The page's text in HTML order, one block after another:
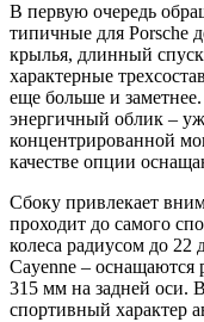
В первую очередь
типичные для Porsche
крылья, длинный
характерные
еще больше и
энергичный облик –
концентрированной
качестве опции
Сбоку привлекает
проходит до самого
колеса радиусом до
Cayenne – оснащаются
315 мм на задней оси.
спортивный характер